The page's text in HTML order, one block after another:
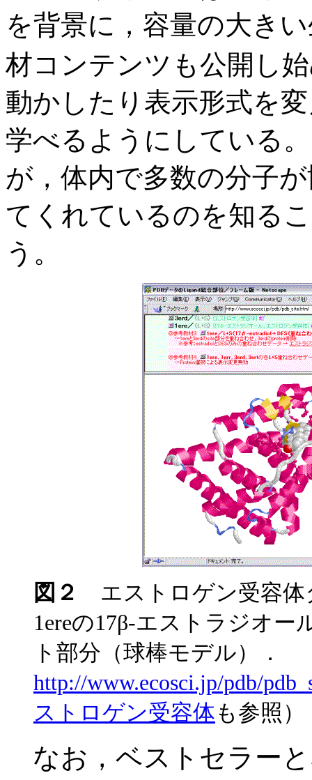
を背景に，容量の大き
材コンテンツも公開し
動かしたり表示形式を
学べるようにしている
が，体内で多数の分子
てくれているのを知る
う。
図２
エストロゲン受容体
1ereの17β-エストラジオ
ト部分（球棒モデル）．
http://www.ecosci.jp/pdb/
ストロゲン受容体 も参照）
なお，ベストセラー